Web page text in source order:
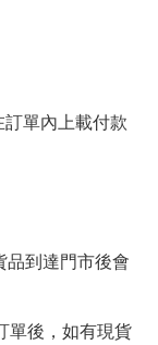
單內上載付款
品到達門市後會
單後，如有現貨